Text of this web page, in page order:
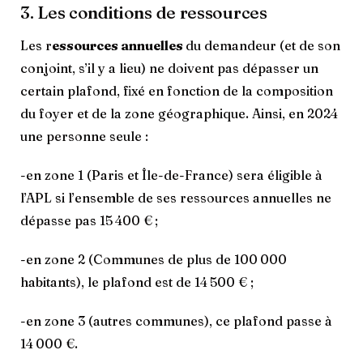
3. Les conditions de ressources
Les ressources annuelles du demandeur (et de son
conjoint, s’il y a lieu) ne doivent pas dépasser un
certain plafond, fixé en fonction de la composition
du foyer et de la zone géographique. Ainsi, en 2024
une personne seule :
-en zone 1 (Paris et Île-de-France) sera éligible à
l’APL si l’ensemble de ses ressources annuelles ne
dépasse pas 15 400 € ;
-en zone 2 (Communes de plus de 100 000
habitants), le plafond est de 14 500 € ;
-en zone 3 (autres communes), ce plafond passe à
14 000 €.